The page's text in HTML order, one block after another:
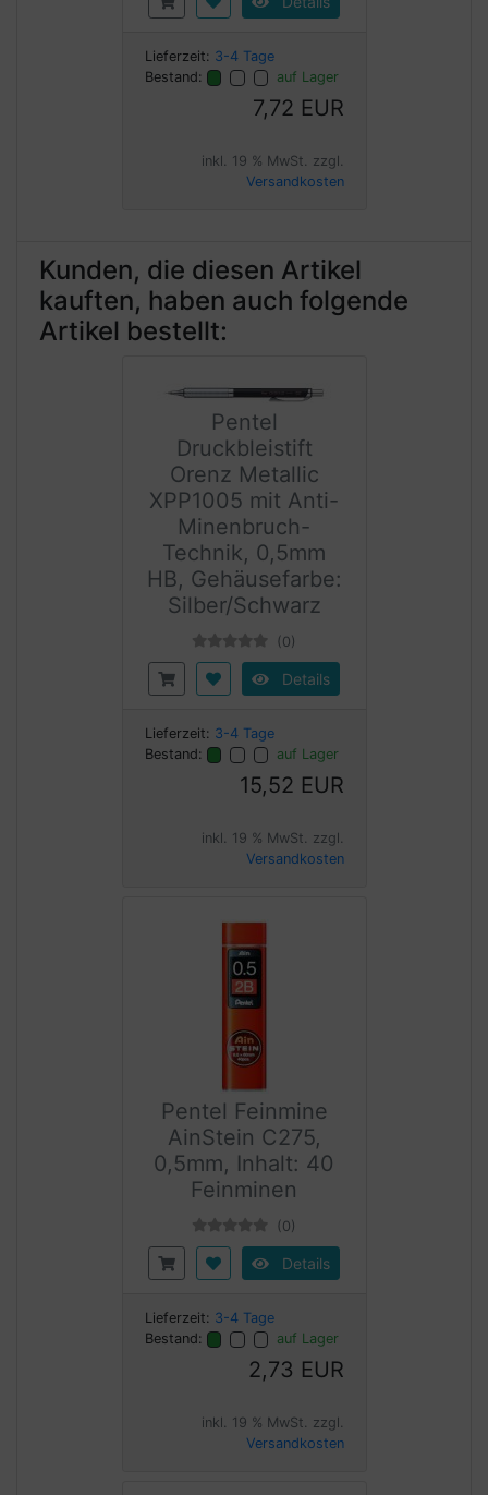
Lieferzeit: 3-4 Tage
Bestand:
auf Lager
7,72 EUR
inkl. 19 % MwSt. zzgl.
Versandkosten
Kunden, die diesen Artikel
kauften, haben auch folgende
Artikel bestellt:
Pentel
Druckbleistift
Orenz Metallic
XPP1005 mit Anti-
Minenbruch-
Technik, 0,5mm
HB, Gehäusefarbe:
Silber/Schwarz
(0)
Details
Lieferzeit: 3-4 Tage
Bestand:
auf Lager
15,52 EUR
inkl. 19 % MwSt. zzgl.
Versandkosten
Pentel Feinmine
AinStein C275,
0,5mm, Inhalt: 40
Feinminen
(0)
Details
Lieferzeit: 3-4 Tage
Bestand:
auf Lager
2,73 EUR
inkl. 19 % MwSt. zzgl.
Versandkosten